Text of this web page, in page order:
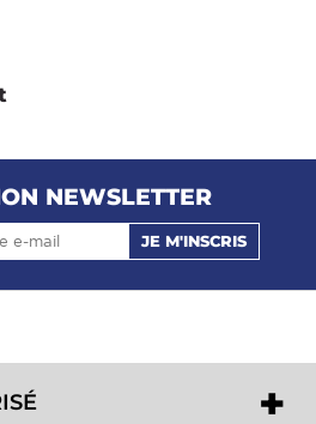
NEWSLETTER
JE M'INSCRIS